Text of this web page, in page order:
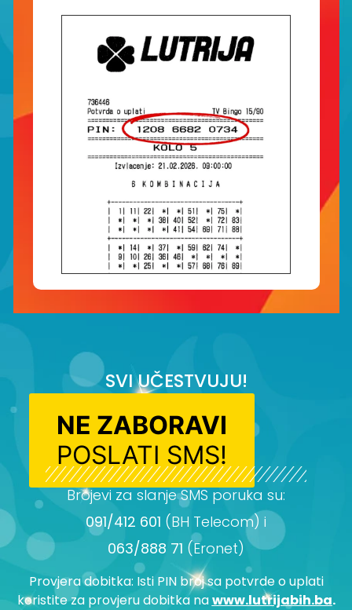
SVI UČESTVUJU!
NE ZABORAVI
POSLATI SMS!
Brojevi za slanje SMS poruka su:
091/412 601 (BH Telecom) i
063/888 71 (Eronet)
Provjera dobitka: Isti PIN broj sa potvrde o uplati
koristite za provjeru dobitka nawww.lutrijabih.ba.